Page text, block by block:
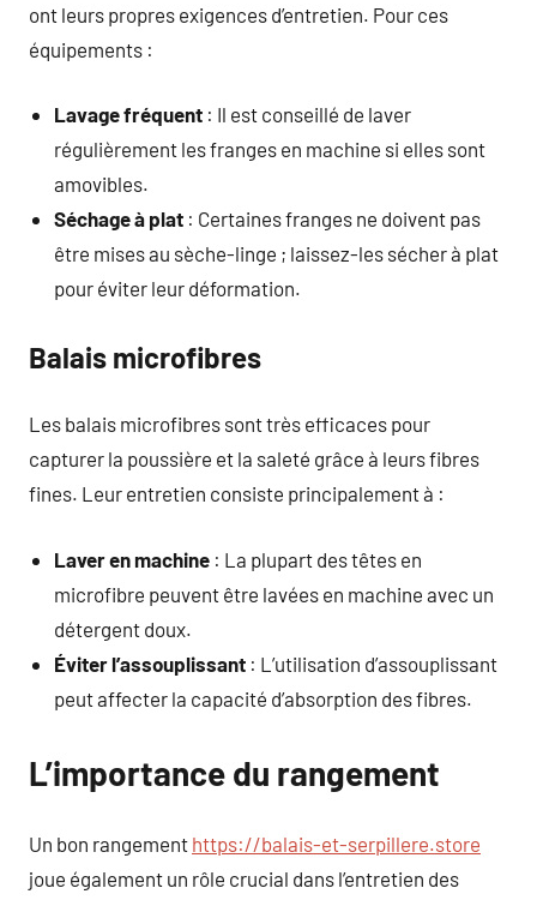
ont leurs propres exigences d’entretien. Pour ces
équipements :
Lavage fréquent : Il est conseillé de laver
régulièrement les franges en machine si elles sont
amovibles.
Séchage à plat : Certaines franges ne doivent pas
être mises au sèche-linge ; laissez-les sécher à plat
pour éviter leur déformation.
Balais microfibres
Les balais microfibres sont très efficaces pour
capturer la poussière et la saleté grâce à leurs fibres
fines. Leur entretien consiste principalement à :
Laver en machine : La plupart des têtes en
microfibre peuvent être lavées en machine avec un
détergent doux.
Éviter l’assouplissant : L’utilisation d’assouplissant
peut affecter la capacité d’absorption des fibres.
L’importance du rangement
Un bon rangement https://balais-et-serpillere.store
joue également un rôle crucial dans l’entretien des